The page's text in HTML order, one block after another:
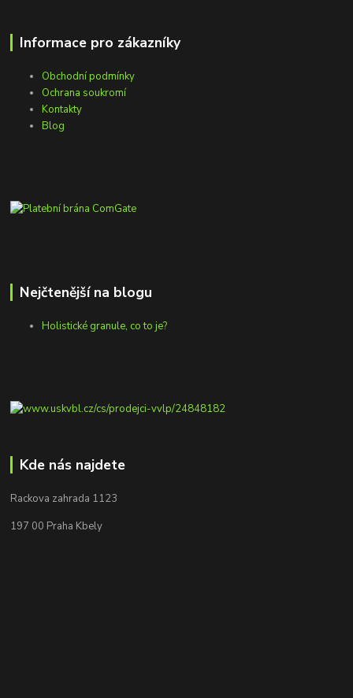
Informace pro zákazníky
Obchodní podmínky
Ochrana soukromí
Kontakty
Blog
Nejčtenější na blogu
Holistické granule, co to je?
Kde nás najdete
Rackova zahrada 1123
197 00 Praha Kbely